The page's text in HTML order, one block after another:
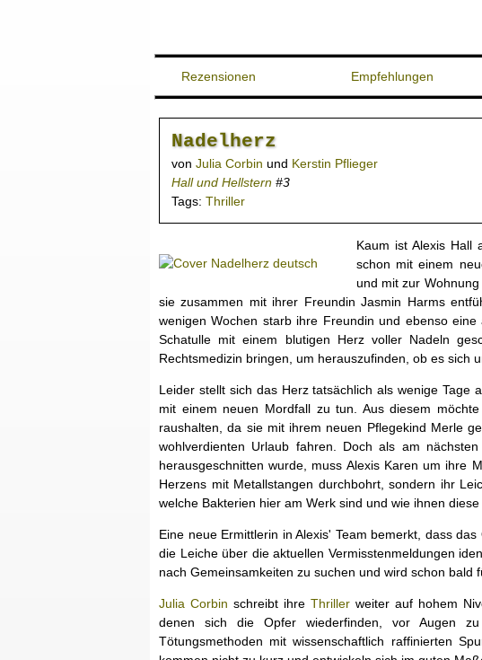
Rezensionen Empfehlungen
Nadelherz
von Julia Corbin und Kerstin Pflieger
Hall und Hellstern #3
Tags: Thriller
Kaum ist Alexis Hall
schon mit einem
und mit zur
sie zusammen mit ihrer Freundin Jasmin Harms
wenigen Wochen starb ihre Freundin und ebenso
Schatulle mit einem blutigen Herz voller Nadeln
Rechtsmedizin bringen, um herauszufinden, ob es sich
Leider stellt sich das Herz tatsächlich als wenige Tage
mit einem neuen Mordfall zu tun. Aus diesem
raushalten, da sie mit ihrem neuen Pflegekind Merle
wohlverdienten Urlaub fahren. Doch als am
herausgeschnitten wurde, muss Alexis Karen um ihre
Herzens mit Metallstangen durchbohrt, sondern ihr
welche Bakterien hier am Werk sind und wie ihnen
Eine neue Ermittlerin in Alexis' Team bemerkt, dass
die Leiche über die aktuellen Vermisstenmeldungen
nach Gemeinsamkeiten zu suchen und wird schon bald
Julia Corbin schreibt ihre Thrillerweiter auf hohem
denen sich die Opfer wiederfinden, vor Augen
Tötungsmethoden mit wissenschaftlich raffinierten